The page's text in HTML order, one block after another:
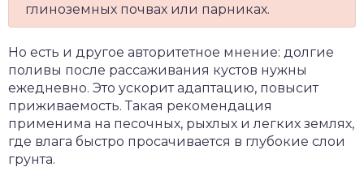
глиноземных почвах или парниках.
Но есть и другое авторитетное мнение: долгие
поливы после рассаживания кустов нужны
ежедневно. Это ускорит адаптацию, повысит
приживаемость. Такая рекомендация
применима на песочных, рыхлых и легких землях,
где влага быстро просачивается в глубокие слои
грунта.